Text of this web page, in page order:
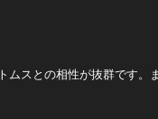
スとの相性が抜群です。